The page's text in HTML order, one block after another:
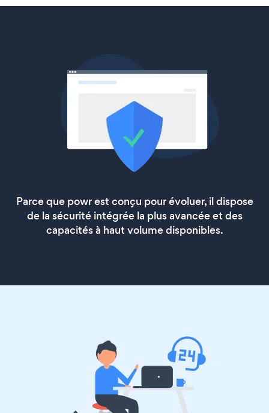
Parce que powr est conçu pour évoluer, il dispose
de la sécurité intégrée la plus avancée et des
capacités à haut volume disponibles.